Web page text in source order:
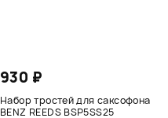
930 ₽
Набор тростей для саксофона
BENZ REEDS BSP5SS25